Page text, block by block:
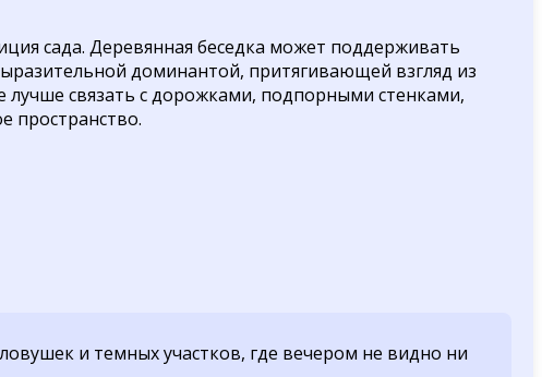
сада. Деревянная беседка может поддерживать
доминантой, притягивающей взгляд из
лучше связать с дорожками, подпорными стенками,
пространство.
и темных участков, где вечером не видно ни